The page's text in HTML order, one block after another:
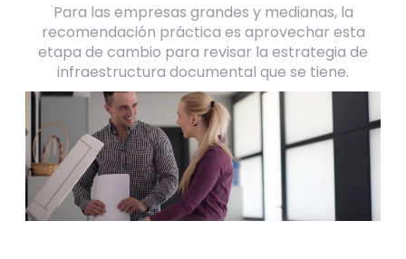
Para las empresas grandes y medianas, la
recomendación práctica es aprovechar esta
etapa de cambio para revisar la estrategia de
infraestructura documental que se tiene.